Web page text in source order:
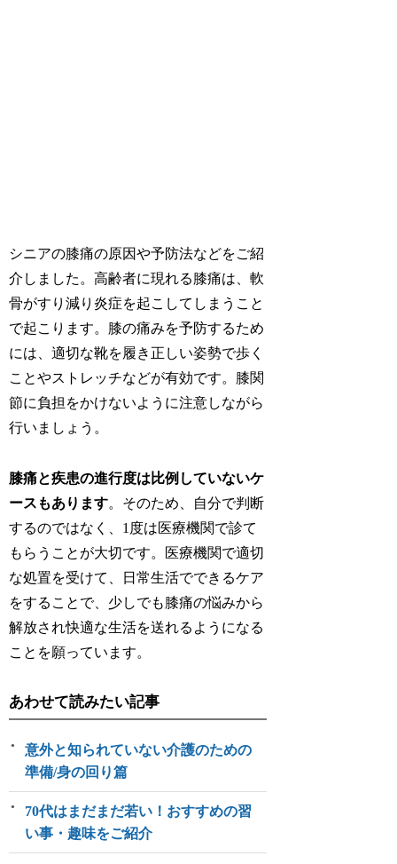
シニアの膝痛の原因や予防法などをご紹
介しました。高齢者に現れる膝痛は、軟
骨がすり減り炎症を起こしてしまうこと
で起こります。膝の痛みを予防するため
には、適切な靴を履き正しい姿勢で歩く
ことやストレッチなどが有効です。膝関
節に負担をかけないように注意しながら
行いましょう。
膝痛と疾患の進行度は比例していないケ
ースもあります。そのため、自分で判断
するのではなく、1度は医療機関で診て
もらうことが大切です。医療機関で適切
な処置を受けて、日常生活でできるケア
をすることで、少しでも膝痛の悩みから
解放され快適な生活を送れるようになる
ことを願っています。
あわせて読みたい記事
意外と知られていない介護のための
準備/身の回り篇
70代はまだまだ若い！おすすめの習
い事・趣味をご紹介